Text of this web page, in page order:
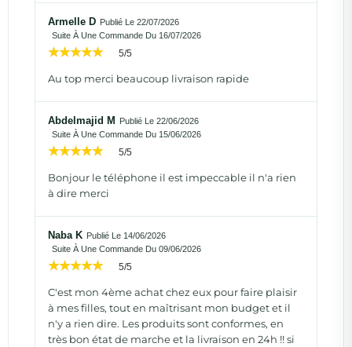
Armelle D Publié Le 22/07/2026
Suite À Une Commande Du 16/07/2026
5/5
Au top merci beaucoup livraison rapide
Abdelmajid M
Publié Le 22/06/2026
Suite À Une Commande Du 15/06/2026
5/5
Bonjour le téléphone il est impeccable il n'a rien
à dire merci
Naba K Publié Le 14/06/2026
Suite À Une Commande Du 09/06/2026
5/5
C'est mon 4ème achat chez eux pour faire plaisir
à mes filles, tout en maîtrisant mon budget et il
n'y a rien dire. Les produits sont conformes, en
très bon état de marche et la livraison en 24h !! si